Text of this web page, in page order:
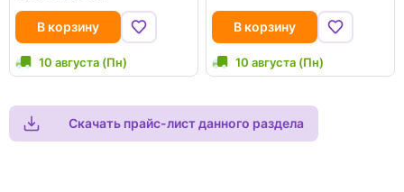
В корзину
10 августа (Пн)
В корзину
10 августа (Пн)
Скачать прайс-лист данного раздела